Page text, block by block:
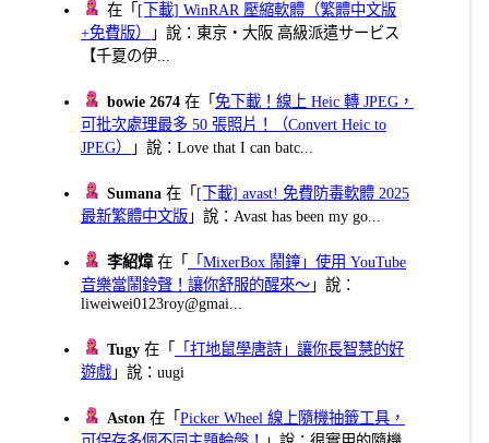
在「 [下載] WinRAR 壓縮軟體（繁體中文版
+免費版）
」說：東京・大阪 高級派遣サービス
【千夏の伊...
bowie 2674 在「免下載！線上 Heic 轉 JPEG，
可批次處理最多 50 張照片！（Convert Heic to
JPEG）
」說：Love that I can batc...
Sumana 在「 [下載] avast! 免費防毒軟體 2025
最新繁體中文版 」說：Avast has been my go...
李紹煒在「
「MixerBox 鬧鐘」使用 YouTube
音樂當鬧鈴聲！讓你舒服的醒來～ 」說：
liweiwei0123roy@gmai...
Tugy 在「
「打地鼠學唐詩」讓你長智慧的好
遊戲 」說：uugi
Aston 在「Picker Wheel 線上隨機抽籤工具，